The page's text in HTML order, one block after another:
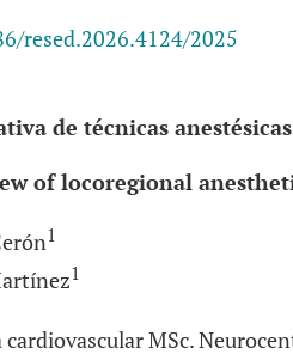
resed.2026.4124/2025
de técnicas
of locoregional
1
1
MSc.